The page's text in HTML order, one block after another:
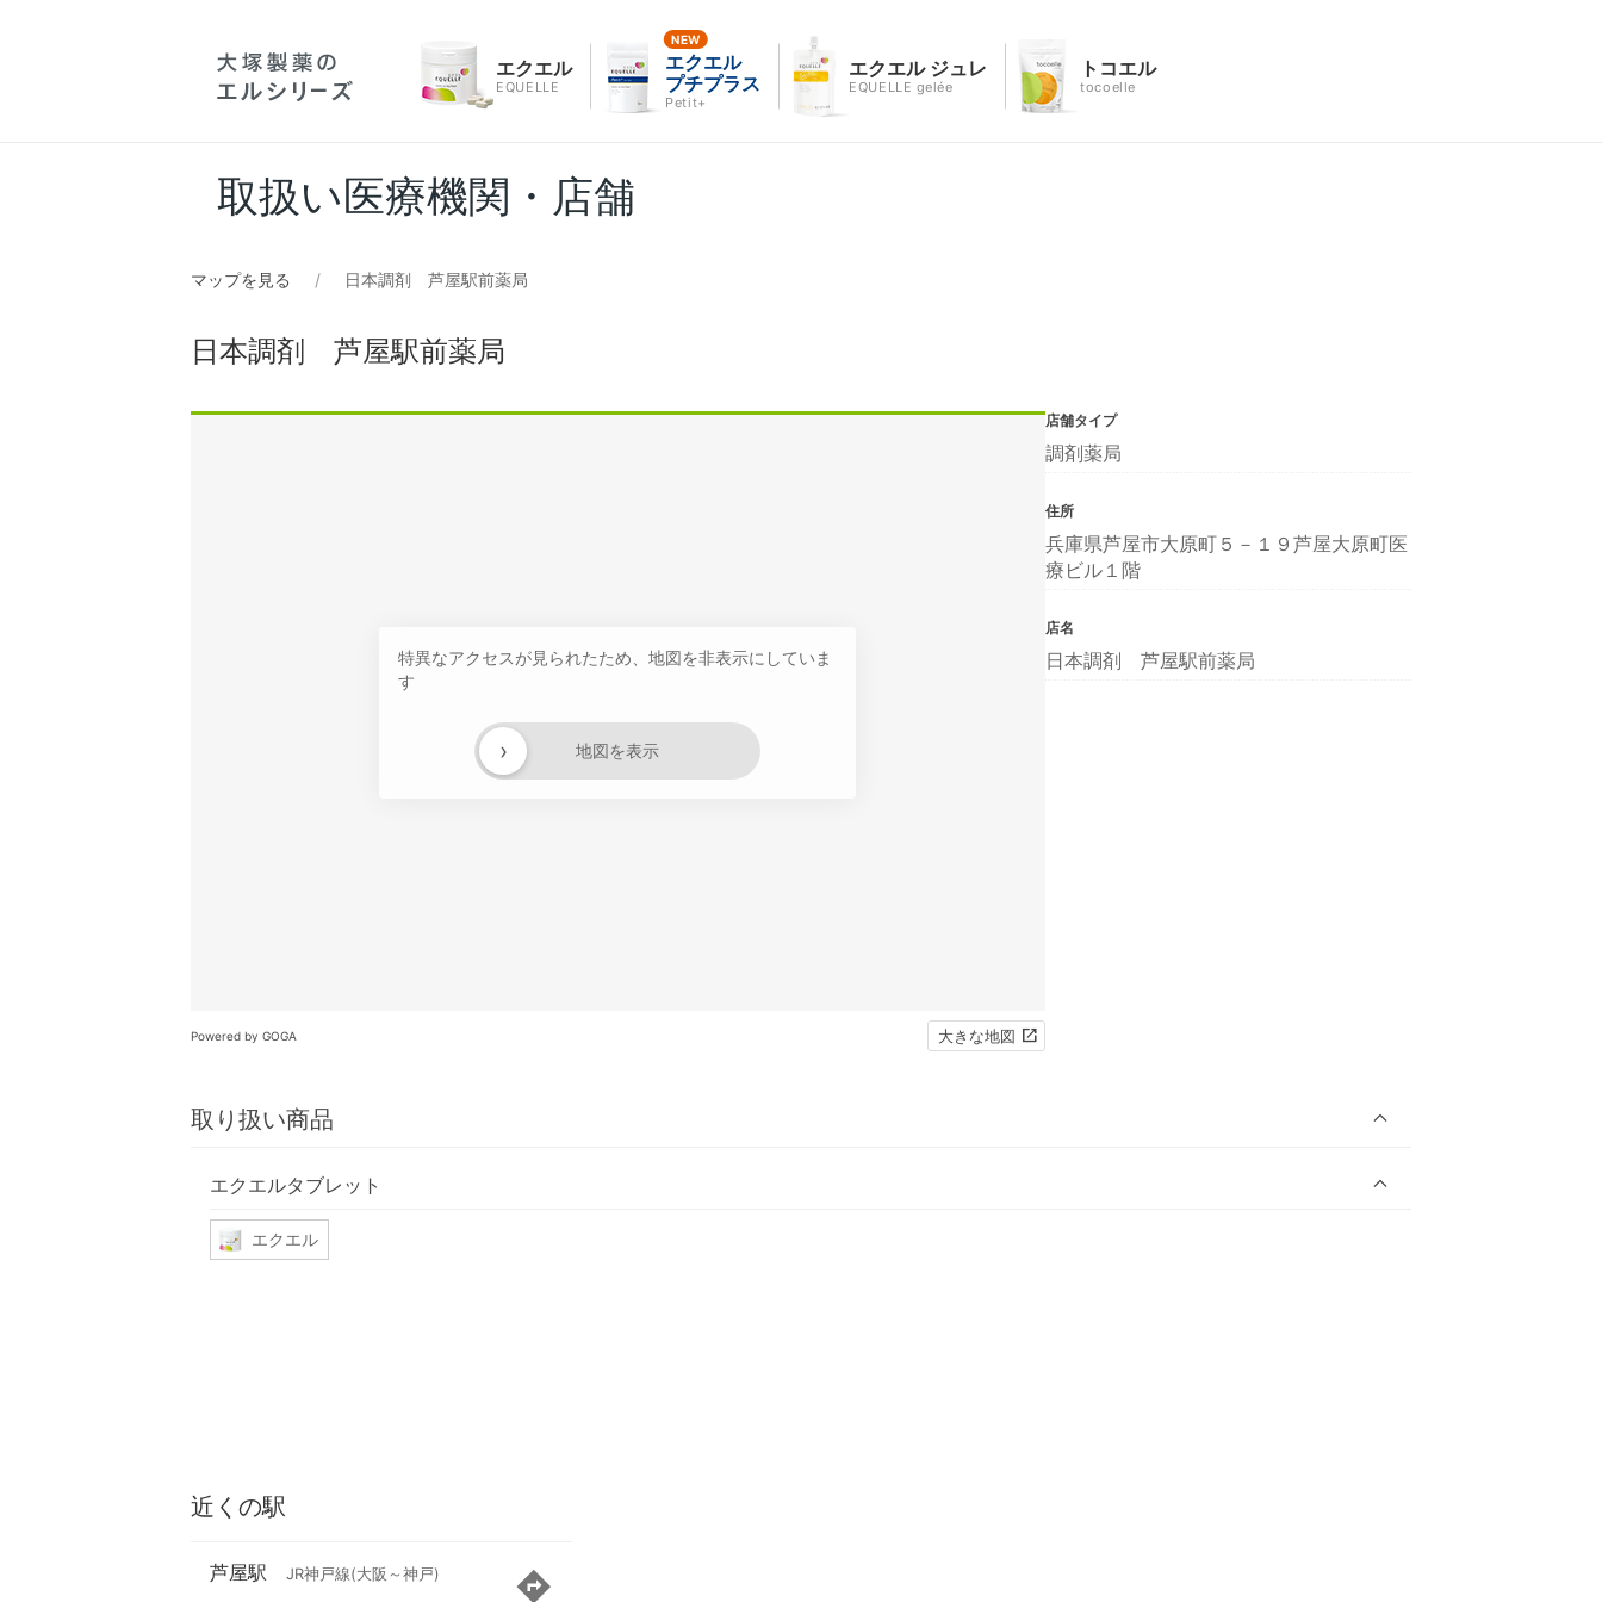
エクエル
EQUELLE
エクエル
プチプラス
Petit+
エクエル ジュレ
EQUELLE gelée
トコエル
tocoelle
取扱い医療機関・店舗
マップを見る 日本調剤 芦屋駅前薬局
日本調剤 芦屋駅前薬局
特異なアクセスが見られたため、地図を非表示にしていま
す
地図を表示
›
Powered by GOGA 大きな地図
取り扱い商品
エクエルタブレット
エクエル
店舗タイプ
調剤薬局
住所
兵庫県芦屋市大原町５－１９芦屋大原町医
療ビル１階
店名
日本調剤 芦屋駅前薬局
近くの駅
芦屋駅 JR神戸線(大阪～神戸)